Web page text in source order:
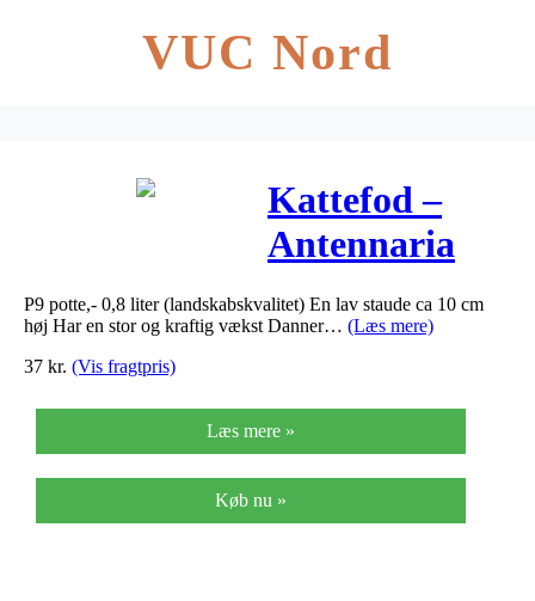
VUC Nord
Kattefod –
Antennaria
dioica var.
borealis
P9 potte,- 0,8 liter (landskabskvalitet) En lav staude ca 10 cm
høj Har en stor og kraftig vækst Danner… (Læs mere)
37 kr. (Vis fragtpris)
Læs mere »
Køb nu »